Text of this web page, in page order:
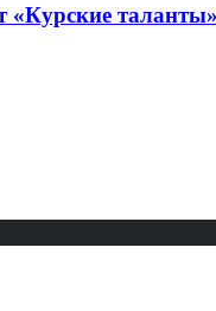
«Курские таланты»